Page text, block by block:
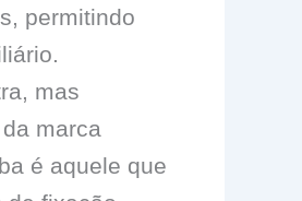
permitindo
mas
marca
é aquele que